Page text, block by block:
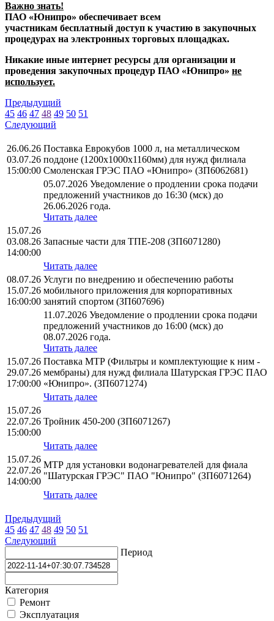
Важно знать!
ПАО «Юнипро» обеспечивает всем
участникам бесплатный доступ к участию в закупочных
процедурах на электронных торговых площадках.
Никакие иные интернет ресурсы для организации и
проведения закупочных процедур ПАО «Юнипро» не
использует.
Предыдущий
45 46 47 48 49 50 51
Следующий
26.06.26
03.07.26
15:00:00
Поставка Еврокубов 1000 л, на металлическом
поддоне (1200х1000х1160мм) для нужд филиала
Смоленская ГРЭС ПАО «Юнипро» (ЗП6062681)
05.07.2026 Уведомление о продлении срока подачи
предложений участников до 16:30 (мск) до
26.06.2026 года.
Читать далее
15.07.26
03.08.26
14:00:00
Запасные части для ТПЕ-208 (ЗП6071280)
Читать далее
08.07.26
15.07.26
16:00:00
Услуги по внедрению и обеспечению работы
мобильного приложения для корпоративных
занятий спортом (ЗП607696)
11.07.2026 Уведомление о продлении срока подачи
предложений участников до 16:00 (мск) до
08.07.2026 года.
Читать далее
15.07.26
29.07.26
17:00:00
Поставка МТР (Фильтры и комплектующие к ним -
мембраны) для нужд филиала Шатурская ГРЭС ПАО
«Юнипро». (ЗП6071274)
Читать далее
15.07.26
22.07.26
15:00:00
Тройник 450-200 (ЗП6071267)
Читать далее
15.07.26
22.07.26
14:00:00
МТР для установки водонагревателей для фиала
"Шатурская ГРЭС" ПАО "Юнипро" (ЗП6071264)
Читать далее
Предыдущий
45 46 47 48 49 50 51
Следующий
Период
Категория
Ремонт
Эксплуатация